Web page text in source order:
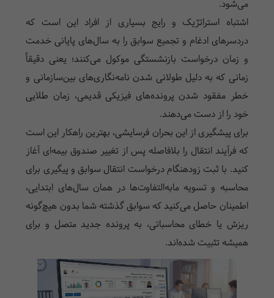
می‌شود.
اشتباه استراتژیک و رایج بسیاری از افراد این است که
دردسرهای ادغام و تجمیع سوابق را به سال‌های پایانی خدمت
و زمان درخواست بازنشستگی موکول می‌کنند؛ یعنی دقیقاً
زمانی که به دلیل طولانی شدن نامه‌نگاری‌های بین‌سازمانی و
خطر مفقود شدن پرونده‌های فیزیکی قدیمی، زمان طلایی
خود را از دست می‌دهند.
برای پیشگیری از این بحران فرسایشی، بهترین راهکار این است
که فرآیند انتقال را بلافاصله پس از تغییر صندوق بیمه‌ای آغاز
کنید. با ثبت زودهنگام درخواست انتقال سوابق و پیگیری برای
محاسبه و تسویه مابه‌التفاوت‌ها در همان سال‌های ابتدایی،
اطمینان حاصل می‌کنید که سوابق گذشته شما بدون هیچ‌گونه
ریزش یا خطای محاسباتی، به پرونده جدید متصل و برای
همیشه تثبیت شده‌اند.